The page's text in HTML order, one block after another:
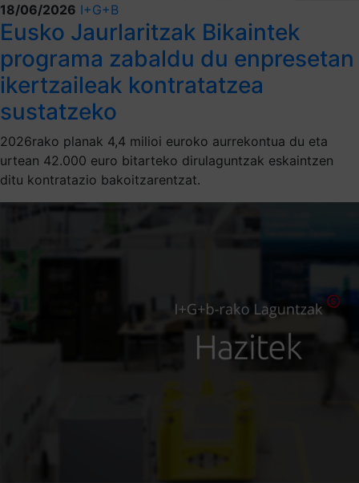
18/06/2026 I+G+B
Eusko Jaurlaritzak Bikaintek
programa zabaldu du enpresetan
ikertzaileak kontratatzea
sustatzeko
2026rako planak 4,4 milioi euroko aurrekontua du eta
urtean 42.000 euro bitarteko dirulaguntzak eskaintzen
ditu kontratazio bakoitzarentzat.